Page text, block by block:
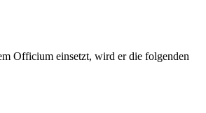
Officium einsetzt, wird er die folgenden